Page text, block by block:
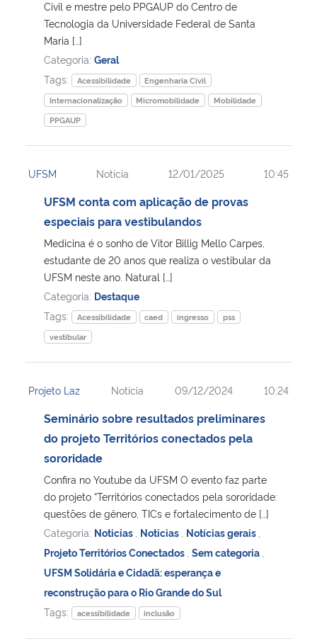
Civil e mestre pelo PPGAUP do Centro de
Tecnologia da Universidade Federal de Santa
Maria […]
Categoria: Geral
Tags:
Acessibilidade
Engenharia Civil
Internacionalização
Micromobilidade
Mobilidade
PPGAUP
UFSM Notícia 12/01/2025 10:45
UFSM conta com aplicação de provas
especiais para vestibulandos
Medicina é o sonho de Vitor Billig Mello Carpes,
estudante de 20 anos que realiza o vestibular da
UFSM neste ano. Natural […]
Categoria: Destaque
Tags:
Acessibilidade caed ingresso
pss
vestibular
Projeto Laz Notícia 09/12/2024 10:24
Seminário sobre resultados preliminares
do projeto Territórios conectados pela
sororidade
Confira no Youtube da UFSM O evento faz parte
do projeto “Territórios conectados pela sororidade:
questões de gênero, TICs e fortalecimento de […]
Categoria: Noticias Noticias Notícias gerais
Projeto Territórios Conectados Sem categoria
UFSM Solidária e Cidadã: esperança e
reconstrução para o Rio Grande do Sul
Tags:
acessibilidade inclusão